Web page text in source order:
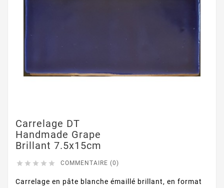
Carrelage DT
Handmade Grape
Brillant 7.5x15cm
     COMMENTAIRE (0)
Carrelage en pâte blanche émaillé brillant, en format